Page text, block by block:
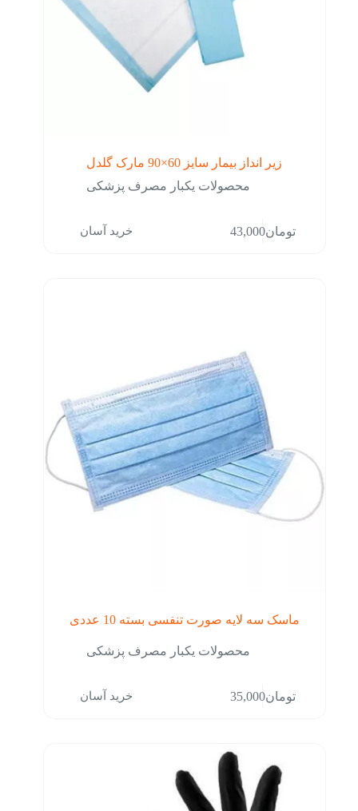
زیر انداز بیمار سایز 60×90 مارک گلدل
محصولات یکبار مصرف پزشکی
تومان43,000 خرید آسان
ماسک سه لایه صورت تنفسی بسته 10 عددی
محصولات یکبار مصرف پزشکی
تومان35,000 خرید آسان